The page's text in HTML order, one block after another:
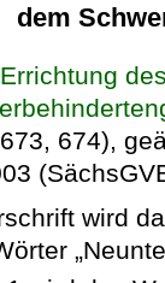
dem
674),
wird